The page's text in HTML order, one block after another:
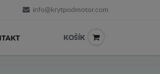
info@krytpodmotor.com
KOŠÍK